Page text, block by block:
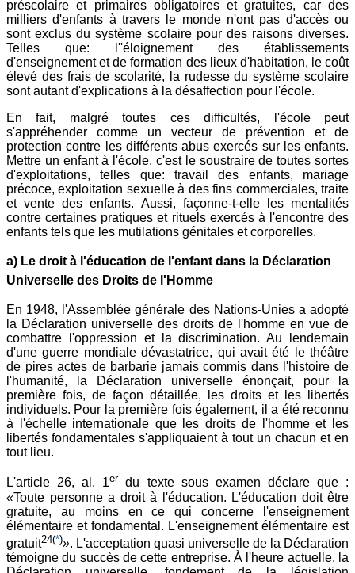
préscolaire et primaires obligatoires et gratuites, car des
milliers d'enfants à travers le monde n'ont pas d'accès ou
sont exclus du système scolaire pour des raisons diverses.
Telles que: l''éloignement des établissements
d'enseignement et de formation des lieux d'habitation, le coût
élevé des frais de scolarité, la rudesse du système scolaire
sont autant d'explications à la désaffection pour l'école.
En fait, malgré toutes ces difficultés, l'école peut
s'appréhender comme un vecteur de prévention et de
protection contre les différents abus exercés sur les enfants.
Mettre un enfant à l'école, c'est le soustraire de toutes sortes
d'exploitations, telles que: travail des enfants, mariage
précoce, exploitation sexuelle à des fins commerciales, traite
et vente des enfants. Aussi, façonne-t-elle les mentalités
contre certaines pratiques et rituels exercés à l'encontre des
enfants tels que les mutilations génitales et corporelles.
a) Le droit à l'éducation de l'enfant dans la Déclaration
Universelle des Droits de l'Homme
En 1948, l'Assemblée générale des Nations-Unies a adopté
la Déclaration universelle des droits de l'homme en vue de
combattre l'oppression et la discrimination. Au lendemain
d'une guerre mondiale dévastatrice, qui avait été le théâtre
de pires actes de barbarie jamais commis dans l'histoire de
l'humanité, la Déclaration universelle énonçait, pour la
première fois, de façon détaillée, les droits et les libertés
individuels. Pour la première fois également, il a été reconnu
à l'échelle internationale que les droits de l'homme et les
libertés fondamentales s'appliquaient à tout un chacun et en
tout lieu.
L'article 26, al. 1er du texte sous examen déclare que :
«Toute personne a droit à l'éducation. L'éducation doit être
gratuite, au moins en ce qui concerne l'enseignement
élémentaire et fondamental. L'enseignement élémentaire est
gratuit24(*)». L'acceptation quasi universelle de la Déclaration
témoigne du succès de cette entreprise. À l'heure actuelle, la